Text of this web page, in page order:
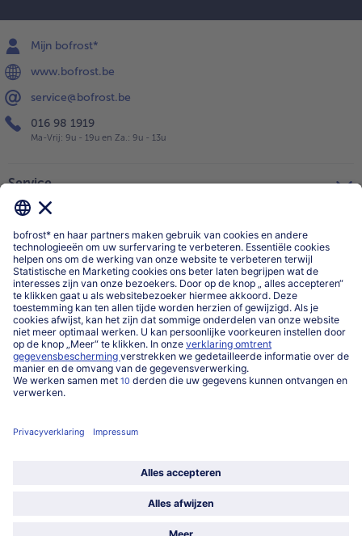
Mijn bofrost*
www.bofrost.be
service@bofrost.be
016 98 1919
Ma-Vrij: 9u - 19u en Za.: 9u - 13u
Service
Categorieën
Land / Taal selecteren